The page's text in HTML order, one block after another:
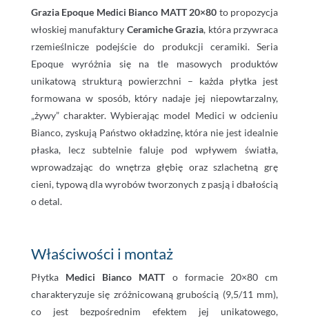
Grazia Epoque Medici Bianco MATT 20×80 to propozycja
włoskiej manufaktury Ceramiche Grazia, która przywraca
rzemieślnicze podejście do produkcji ceramiki. Seria
Epoque wyróżnia się na tle masowych produktów
unikatową strukturą powierzchni – każda płytka jest
formowana w sposób, który nadaje jej niepowtarzalny,
„żywy” charakter. Wybierając model Medici w odcieniu
Bianco, zyskują Państwo okładzinę, która nie jest idealnie
płaska, lecz subtelnie faluje pod wpływem światła,
wprowadzając do wnętrza głębię oraz szlachetną grę
cieni, typową dla wyrobów tworzonych z pasją i dbałością
o detal.
Właściwości i montaż
Płytka Medici Bianco MATTo formacie 20×80 cm
charakteryzuje się zróżnicowaną grubością (9,5/11 mm),
co jest bezpośrednim efektem jej unikatowego,